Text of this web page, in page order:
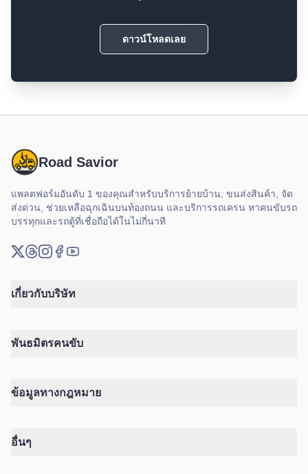
ดาวน์โหลดเลย
Road Savior
แพลตฟอร์มอันดับ 1 ของคุณสำหรับบริการย้ายบ้าน, ขนส่งสินค้า, จัด
ส่งด่วน, ช่วยเหลือฉุกเฉินบนท้องถนน และบริการรถเครน หาคนขับรถ
บรรทุกและรถตู้ที่เชื่อถือได้ในไม่กี่นาที
เกี่ยวกับบริษัท
พันธมิตรคนขับ
ข้อมูลทางกฎหมาย
อื่นๆ